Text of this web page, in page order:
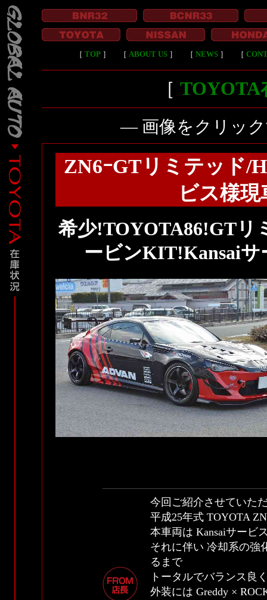
［ TOP］ ［ ABOUT US］ ［ NEWS］ ［
［ TOYOTA
― 画像をクリッ
ZN6ｰGTリミテッド/
ビス様
希少!TOYOTA86!GTリ
ービンKIT!Kansai
今回ご紹介させていた
平成25年式 TOYOTA
本車両は Kansaiサービ
それに伴い 冷却系の強
るまで
トータルでバランス良
外装には Greddy ×